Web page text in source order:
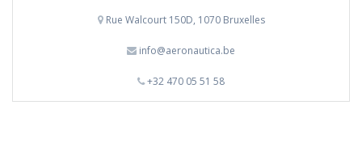
Rue Walcourt 150D, 1070 Bruxelles
info@aeronautica.be
+32 470 05 51 58